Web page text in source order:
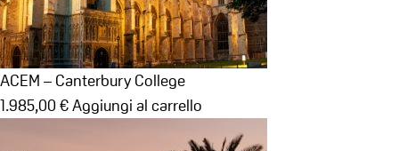
ACEM – Canterbury College
1.985,00 €Aggiungi al carrello